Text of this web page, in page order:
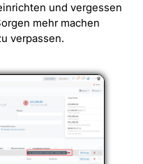
und vergessen
mehr machen
verpassen.